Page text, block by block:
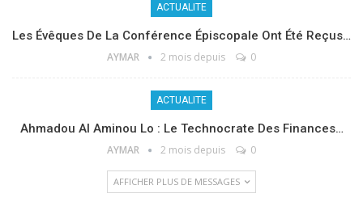
ACTUALITE
Les Évêques De La Conférence Épiscopale Ont Été Reçus…
AYMAR 2 mois depuis 0
ACTUALITE
Ahmadou Al Aminou Lo : Le Technocrate Des Finances…
AYMAR 2 mois depuis 0
AFFICHER PLUS DE MESSAGES